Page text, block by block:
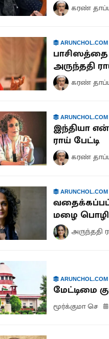
கரண்
ARUNCHOL.COM
பாசிஸத்தை
அருந்ததி
கரண்
ARUNCHOL.COM
இந்தியா
ராய் பேட்டி
கரண்
ARUNCHOL.COM
மழை
அருந்ததி
ARUNCHOL.COM
மேட்டிமை
மூர்க்குமா செ